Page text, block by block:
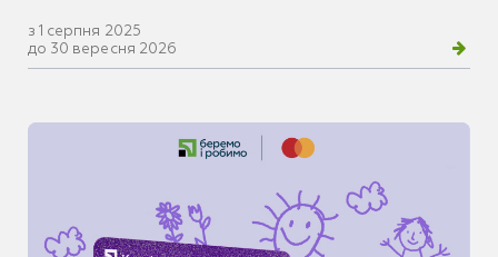
з 1 серпня 2025
до 30 вересня 2026